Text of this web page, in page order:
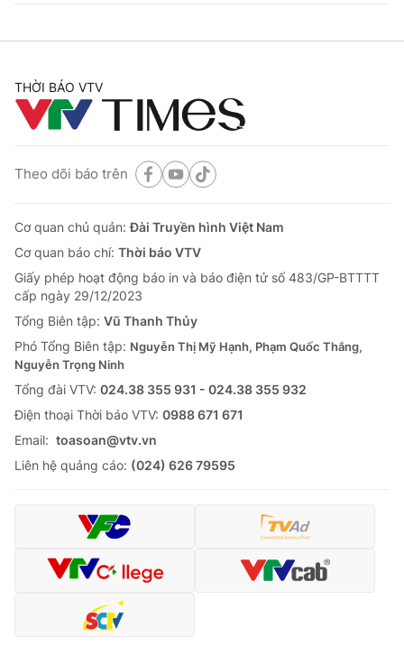
THỜI BÁO VTV
Theo dõi báo trên
Cơ quan chủ quản:Đài Truyền hình Việt Nam
Cơ quan báo chí: Thời báo VTV
Giấy phép hoạt động báo in và báo điện tử số 483/GP-BTTTT
cấp ngày 29/12/2023
Tổng Biên tập: Vũ Thanh Thủy
Phó Tổng Biên tập: Nguyễn Thị Mỹ Hạnh, Phạm Quốc Thắng,
Nguyễn Trọng Ninh
Tổng đài VTV: 024.38 355 931 - 024.38 355 932
Ðiện thoại Thời báo VTV: 0988 671 671
Email: toasoan@vtv.vn
Liên hệ quảng cáo: (024) 626 79595